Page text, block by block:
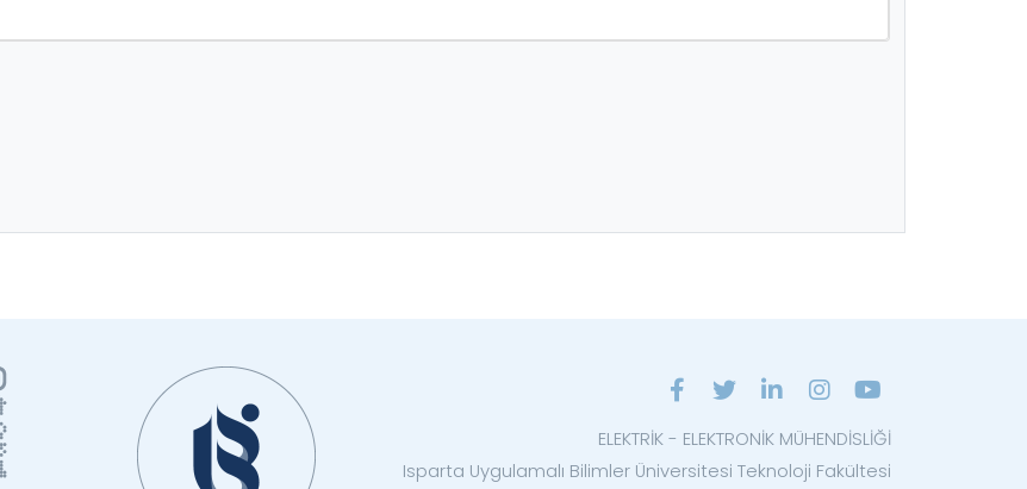
ELEKTRİK - ELEKTRONİK MÜHENDİSLİĞİ
Isparta Uygulamalı Bilimler Üniversitesi Teknoloji Fakültesi